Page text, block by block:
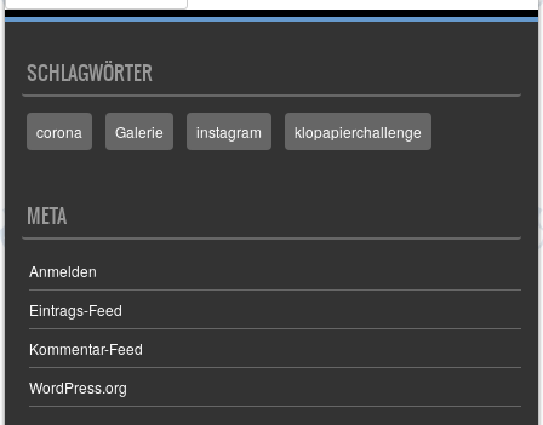
SCHLAGWÖRTER
corona Galerie instagram klopapierchallenge
META
Anmelden
Eintrags-Feed
Kommentar-Feed
WordPress.org